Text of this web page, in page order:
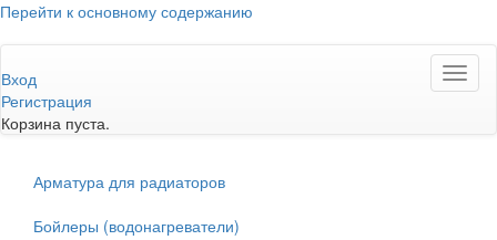
Перейти к основному содержанию
Вход
Регистрация
Корзина пуста.
Арматура для радиаторов
Бойлеры (водонагреватели)